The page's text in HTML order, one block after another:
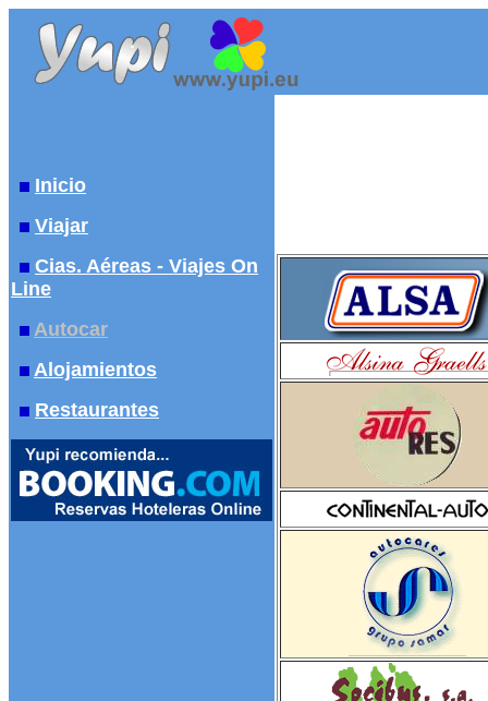
Inicio
Viajar
Cias. Aéreas - Viajes On
Line
Autocar
Alojamientos
Restaurantes